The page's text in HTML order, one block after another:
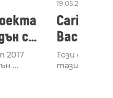
с
2017
...
19.05.2020
Caribou –
Back
Този диван,
тази